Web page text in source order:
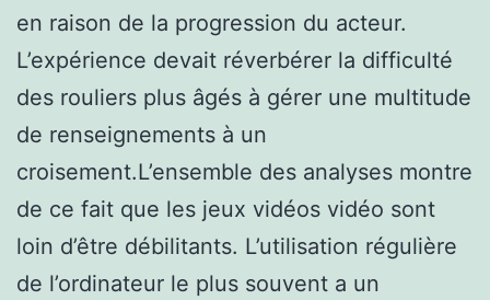
en raison de la progression du acteur.
L’expérience devait réverbérer la difficulté
des rouliers plus âgés à gérer une multitude
de renseignements à un
croisement.L’ensemble des analyses montre
de ce fait que les jeux vidéos vidéo sont
loin d’être débilitants. L’utilisation régulière
de l’ordinateur le plus souvent a un